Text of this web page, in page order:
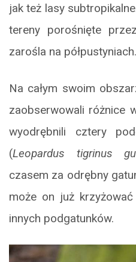
jak też lasy
tereny porośnięte
zarośla na półpustyniach.
Na całym swoim
zaobserwowali różnice
wyodrębnili cztery
(Leopardus tigrinus
czasem za odrębny
może on już
innych podgatunków.